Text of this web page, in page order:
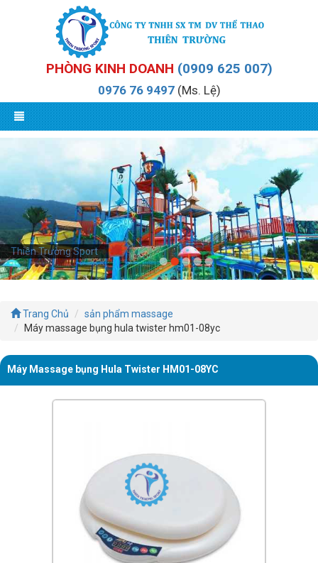
PHÒNG KINH DOANH (0909 625 007)
0976 76 9497(Ms. Lệ)
Thiên Trường Sport
Trang Chủ
sản phẩm massage
Máy massage bụng hula twister hm01-08yc
Máy Massage bụng Hula Twister HM01-08YC